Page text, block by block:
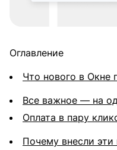
Оглавление
Что нового в Окне
Все важное — на
Оплата в пару
Почему внесли эти